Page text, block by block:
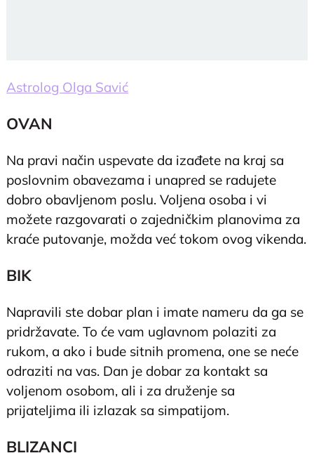
Astrolog Olga Savić
OVAN
Na pravi način uspevate da izađete na kraj sa
poslovnim obavezama i unapred se radujete
dobro obavljenom poslu. Voljena osoba i vi
možete razgovarati o zajedničkim planovima za
kraće putovanje, možda već tokom ovog vikenda.
BIK
Napravili ste dobar plan i imate nameru da ga se
pridržavate. To će vam uglavnom polaziti za
rukom, a ako i bude sitnih promena, one se neće
odraziti na vas. Dan je dobar za kontakt sa
voljenom osobom, ali i za druženje sa
prijateljima ili izlazak sa simpatijom.
BLIZANCI